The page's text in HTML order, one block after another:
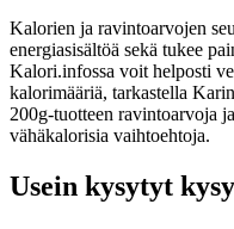
Kalorien ja ravintoarvojen
energiasisältöä sekä tukee
Kalori.infossa voit helposti
kalorimääriä, tarkastella
200g-tuotteen ravintoarvoja
vähäkalorisia vaihtoehtoja.
Usein kysytyt